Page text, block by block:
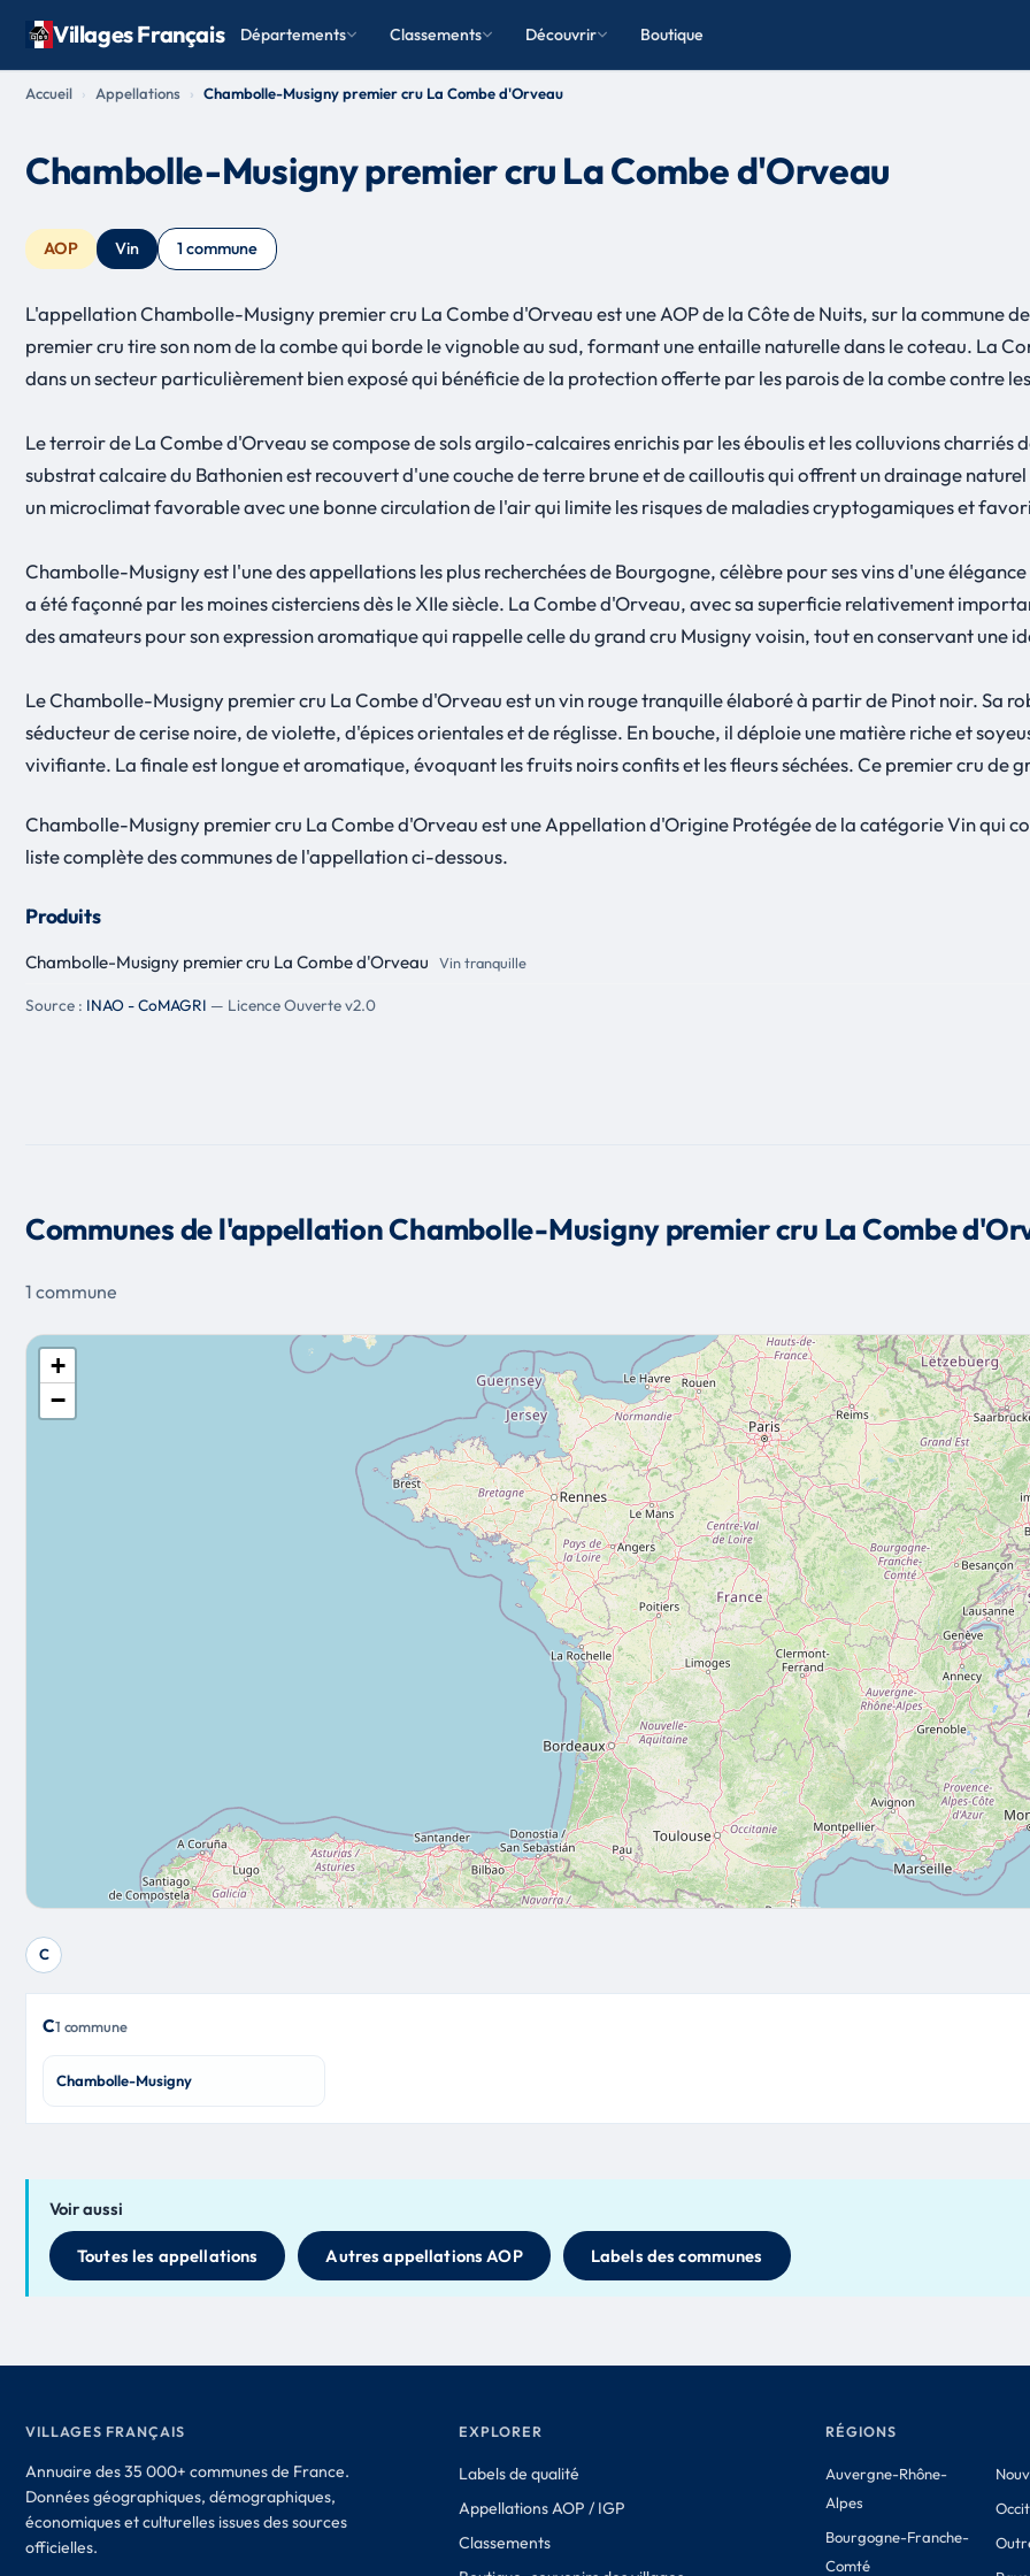
Villages Français Départements Classements Découvrir Boutique
Accueil Appellations Chambolle-Musigny premier cru La Combe d'Orveau
Chambolle-Musigny premier cru La Combe d'Orveau
AOP Vin 1 commune
L'appellation Chambolle-Musigny premier cru La Combe d'Orveau est une AOP de la Côte de Nuits, sur la commune
premier cru tire son nom de la combe qui borde le vignoble au sud, formant une entaille naturelle dans le coteau. La
dans un secteur particulièrement bien exposé qui bénéficie de la protection offerte par les parois de la combe contre
Le terroir de La Combe d'Orveau se compose de sols argilo-calcaires enrichis par les éboulis et les colluvions charriés
substrat calcaire du Bathonien est recouvert d'une couche de terre brune et de cailloutis qui offrent un drainage
un microclimat favorable avec une bonne circulation de l'air qui limite les risques de maladies cryptogamiques et
Chambolle-Musigny est l'une des appellations les plus recherchées de Bourgogne, célèbre pour ses vins d'une
a été façonné par les moines cisterciens dès le XIIe siècle. La Combe d'Orveau, avec sa superficie relativement
des amateurs pour son expression aromatique qui rappelle celle du grand cru Musigny voisin, tout en conservant une
Le Chambolle-Musigny premier cru La Combe d'Orveau est un vin rouge tranquille élaboré à partir de Pinot noir. Sa
séducteur de cerise noire, de violette, d'épices orientales et de réglisse. En bouche, il déploie une matière riche et
vivifiante. La finale est longue et aromatique, évoquant les fruits noirs confits et les fleurs séchées. Ce premier cru de
Chambolle-Musigny premier cru La Combe d'Orveau est une Appellation d'Origine Protégée de la catégorie Vin qui
liste complète des communes de l'appellation ci-dessous.
Produits
Chambolle-Musigny premier cru La Combe d'Orveau Vin tranquille
Source : INAO - CoMAGRI — Licence Ouverte v2.0
Communes de l'appellation Chambolle-Musigny premier cru La Combe
1 commune
+
−
C
C1 commune
Chambolle-Musigny
Voir aussi
Toutes les appellations Autres appellations AOP Labels des communes
VILLAGES FRANÇAIS
Annuaire des 35 000+ communes de France.
Données géographiques, démographiques,
économiques et culturelles issues des sources
officielles.
EXPLORER
Labels de qualité
Appellations AOP / IGP
Classements
RÉGIONS
Auvergne-Rhône-
Alpes
Bourgogne-Franche-
Comté